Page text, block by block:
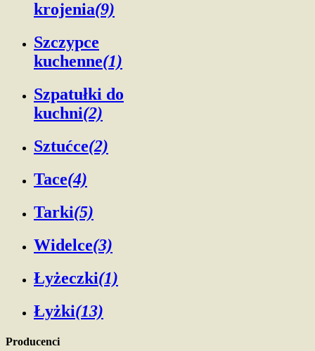
krojenia(9)
Szczypce
kuchenne(1)
Szpatułki do
kuchni(2)
Sztućce(2)
Tace(4)
Tarki(5)
Widelce(3)
Łyżeczki(1)
Łyżki(13)
Producenci